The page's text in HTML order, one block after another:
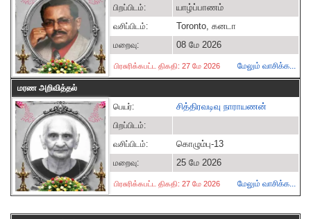
பிறப்பிடம்: யாழ்ப்பாணம்
வசிப்பிடம்: Toronto, கனடா
மறைவு: 08 மே 2026
பிரசுரிக்கபட்ட திகதி: 27 மே 2026 மேலும் வாசிக்க...
மரண அறிவித்தல்
பெயர்:
சித்திரவடிவு நாராயணன்
பிறப்பிடம்:
வசிப்பிடம்:
கொழும்பு-13
மறைவு: 25 மே 2026
பிரசுரிக்கபட்ட திகதி: 27 மே 2026 மேலும் வாசிக்க...